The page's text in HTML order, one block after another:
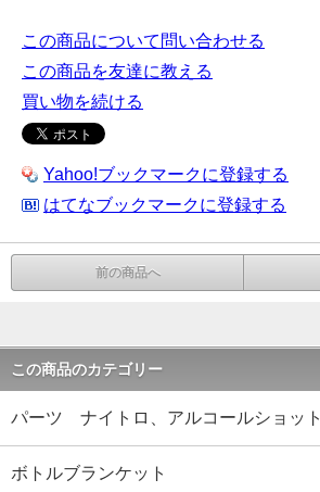
この商品について問い合わせる
この商品を友達に教える
買い物を続ける
Yahoo!ブックマークに登録する
はてなブックマークに登録する
前の商品へ
この商品のカテゴリー
パーツ ナイトロ、アルコールショット
ボトルブランケット